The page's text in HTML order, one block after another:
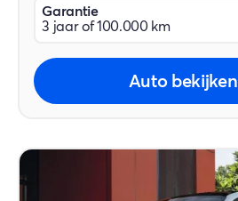
Garantie
3 jaar of 100.000 km
Auto bekijken